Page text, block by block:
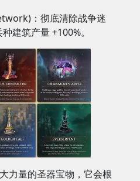
：彻底清除战争迷
建筑产量 +100%。
力量的圣器宝物，它会根